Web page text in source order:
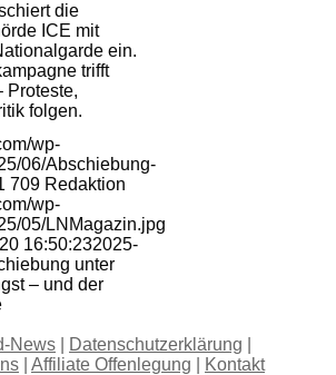
die
ICE mit
ein.
trifft
Proteste,
folgen.
wp-
06/Abschiebung-
709 Redaktion
wp-
05/LNMagazin.jpg
16:50:232025-
unter
– und der
News Datenschutzerklärung
Affiliate Offenlegung
Kontakt